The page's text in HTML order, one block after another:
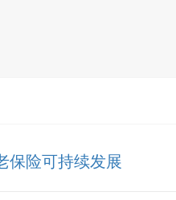
保险可持续发展